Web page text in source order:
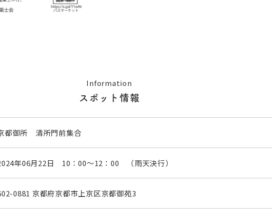
Information
スポット情報
都御所 清所門前集合
年06月22日 10：00～12：00 （雨天決行）
0881 京都府京都市上京区京都御苑3